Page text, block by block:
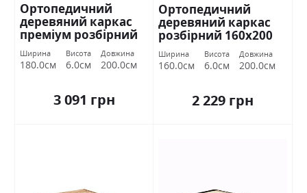
Ортопедичний
деревяний каркас
преміум розбірний
180х200 Міромарк
Ширина
180.0см
Висота
6.0см
Довжина
200.0см
3 091 грн
Ортопедичний
деревяний каркас
розбірний 160х200
Міромарк
Ширина
160.0см
Висота
6.0см
Довжина
200.0см
2 229 грн